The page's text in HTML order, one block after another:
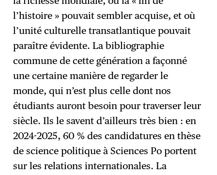
l’histoire » pouvait sembler acquise, et où
l’unité culturelle transatlantique pouvait
paraître évidente. La bibliographie
commune de cette génération a façonné
une certaine manière de regarder le
monde, qui n’est plus celle dont nos
étudiants auront besoin pour traverser leur
siècle. Ils le savent d’ailleurs très bien : en
2024-2025, 60 % des candidatures en thèse
de science politique à Sciences Po portent
sur les relations internationales. La